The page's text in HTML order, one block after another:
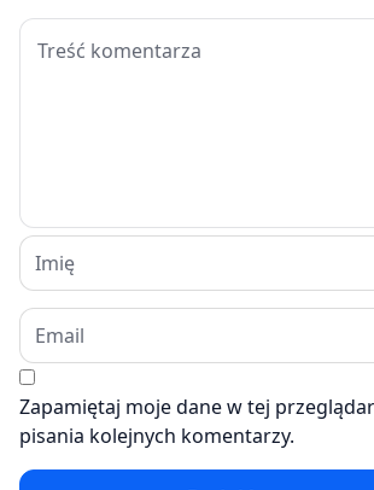
Zapamiętaj moje dane w tej
pisania kolejnych komentarzy.